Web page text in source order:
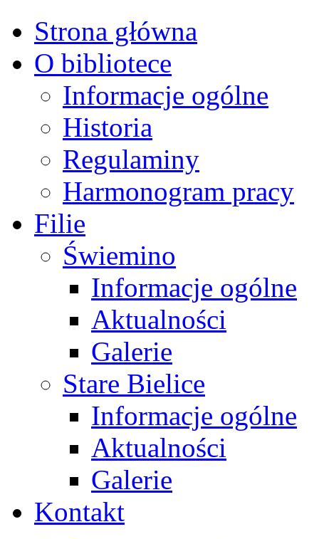
Strona główna
O bibliotece
Informacje ogólne
Historia
Regulaminy
Harmonogram pracy
Filie
Świemino
Informacje ogólne
Aktualności
Galerie
Stare Bielice
Informacje ogólne
Aktualności
Galerie
Kontakt